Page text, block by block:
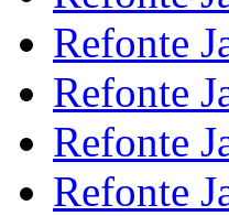
Refonte
Refonte
Refonte
Refonte